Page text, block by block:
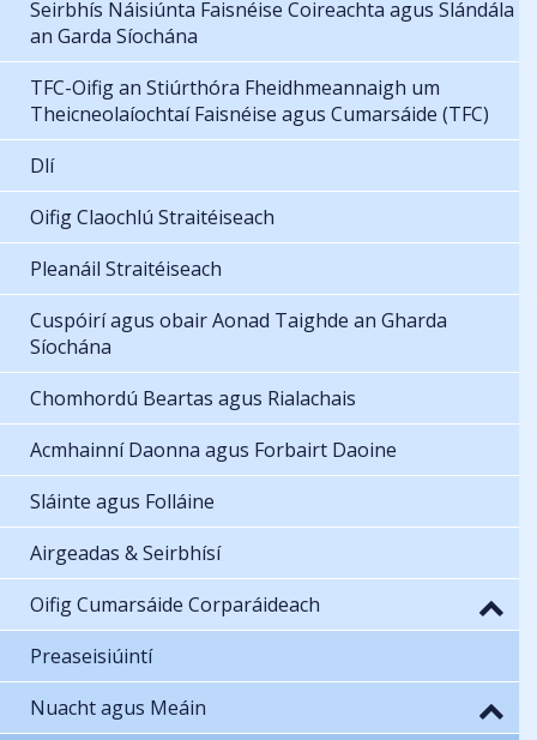
Seirbhís Náisiúnta Faisnéise Coireachta agus Slándála
an Garda Síochána
TFC-Oifig an Stiúrthóra Fheidhmeannaigh um
Theicneolaíochtaí Faisnéise agus Cumarsáide (TFC)
Dlí
Oifig Claochlú Straitéiseach
Pleanáil Straitéiseach
Cuspóirí agus obair Aonad Taighde an Gharda
Síochána
Chomhordú Beartas agus Rialachais
Acmhainní Daonna agus Forbairt Daoine
Sláinte agus Folláine
Airgeadas & Seirbhísí
Oifig Cumarsáide Corparáideach
Preaseisiúintí
Nuacht agus Meáin